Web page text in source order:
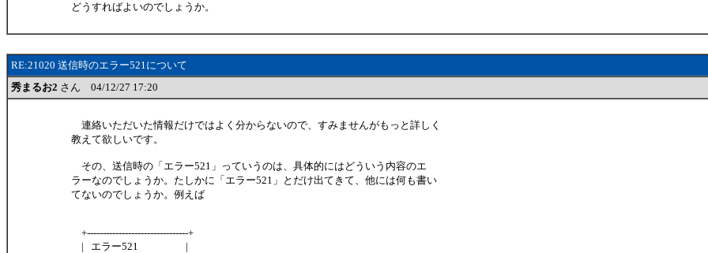
どうすればよいのでしょうか。
RE:21020 送信時のエラー521について
秀まるお2 さん 04/12/27 17:20
連絡いただいた情報だけではよく分からないので、すみませんがもっと詳しく
教えて欲しいです。
その、送信時の「エラー521」っていうのは、具体的にはどういう内容のエ
ラーなのでしょうか。たしかに「エラー521」とだけ出てきて、他には何も書い
てないのでしょうか。例えば
+--------------------------------+
| エラー521 |